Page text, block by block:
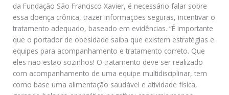
da Fundação São Francisco Xavier, é necessário falar sobre
essa doença crônica, trazer informações seguras, incentivar o
tratamento adequado, baseado em evidências. “É importante
que o portador de obesidade saiba que existem estratégias e
equipes para acompanhamento e tratamento correto. Que
eles não estão sozinhos! O tratamento deve ser realizado
com acompanhamento de uma equipe multidisciplinar, tem
como base uma alimentação saudável e atividade física,